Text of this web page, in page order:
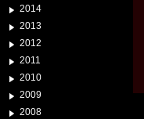
2014
2013
2012
2011
2010
2009
2008